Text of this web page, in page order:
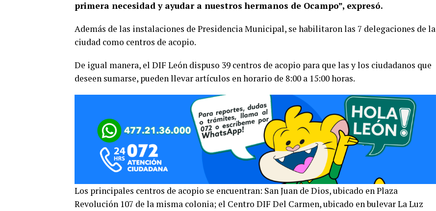
primera necesidad y ayudar a nuestros hermanos de Ocampo”, expresó.
Además de las instalaciones de Presidencia Municipal, se habilitaron las 7 delegaciones de la
ciudad como centros de acopio.
De igual manera, el DIF León dispuso 39 centros de acopio para que las y los ciudadanos que
deseen sumarse, pueden llevar artículos en horario de 8:00 a 15:00 horas.
Los principales centros de acopio se encuentran: San Juan de Dios, ubicado en Plaza
Revolución 107 de la misma colonia; el Centro DIF Del Carmen, ubicado en bulevar La Luz